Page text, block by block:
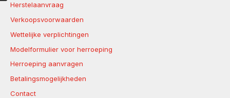
Herstelaanvraag
Verkoopsvoorwaarden
Wettelijke verplichtingen
Modelformulier voor herroeping
Herroeping aanvragen
Betalingsmogelijkheden
Contact